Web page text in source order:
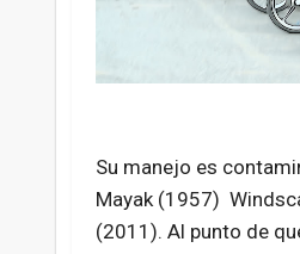
Su manejo es
Mayak (1957)
(2011). Al punto de